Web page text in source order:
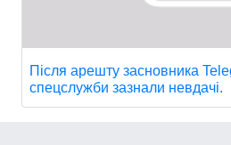
Після арешту засновника
спецслужби зазнали невдачі.